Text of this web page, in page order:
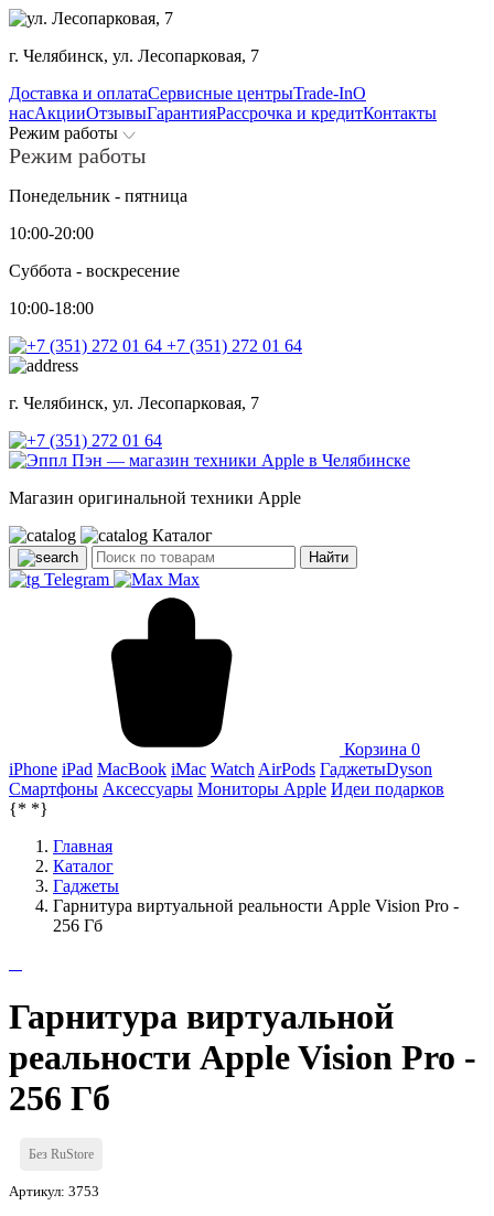
г. Челябинск, ул. Лесопарковая, 7
Доставка и оплатаСервисные центрыTrade-InО
насАкцииОтзывыГарантияРассрочка и кредитКонтакты
Режим работы
Режим работы
Понедельник - пятница
10:00-20:00
Суббота - воскресение
10:00-18:00
+7 (351) 272 01 64
г. Челябинск, ул. Лесопарковая, 7
Магазин оригинальной техники Apple
Каталог
Найти
Telegram Max
Корзина 0
iPhone iPad MacBook iMac Watch AirPods ГаджетыDyson
Смартфоны Аксессуары Мониторы Apple Идеи подарков
{* *}
Главная
Каталог
Гаджеты
Гарнитура виртуальной реальности Apple Vision Pro -
256 Гб
Гарнитура виртуальной
реальности Apple Vision Pro -
256 Гб
Без RuStore
Артикул: 3753